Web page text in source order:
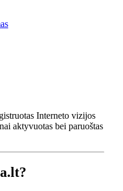
Interneto vizijos
aktyvuotas bei paruoštas